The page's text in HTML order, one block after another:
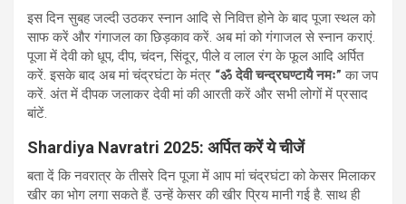
इस दिन सुबह जल्दी उठकर स्नान आदि से निवित्त होने के बाद पूजा स्थल को
साफ करें और गंगाजल का छिड़काव करें. अब मां को गंगाजल से स्नान कराएं.
पूजा में देवी को धूप, दीप, चंदन, सिंदूर, पीले व लाल रंग के फूल आदि अर्पित
करें. इसके बाद अब मां चंद्रघंटा के मंत्र “ॐ देवी चन्द्रघण्टायै नमः” का जप
करें. अंत में दीपक जलाकर देवी मां की आरती करें और सभी लोगों में प्रसाद
बांटें.
Shardiya Navratri 2025: अर्पित करें ये चीजें
बता दें कि नवरात्र के तीसरे दिन पूजा में आप मां चंद्रघंटा को केसर मिलाकर
खीर का भोग लगा सकते हैं. उन्‍हें केसर की खीर प्रिय मानी गई है. साथ ही